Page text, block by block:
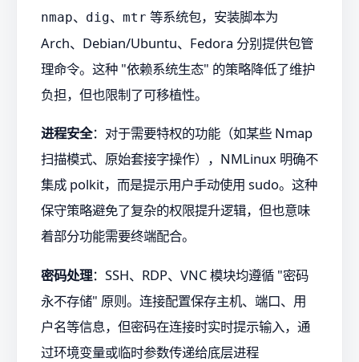
nmap、 dig、 mtr 等系统包，安装脚本为
Arch、Debian/Ubuntu、Fedora 分别提供包管
理命令。这种 "依赖系统生态" 的策略降低了维护
负担，但也限制了可移植性。
进程安全：对于需要特权的功能（如某些 Nmap
扫描模式、原始套接字操作），NMLinux 明确不
集成 polkit，而是提示用户手动使用 sudo。这种
保守策略避免了复杂的权限提升逻辑，但也意味
着部分功能需要终端配合。
密码处理：SSH、RDP、VNC 模块均遵循 "密码
永不存储" 原则。连接配置保存主机、端口、用
户名等信息，但密码在连接时实时提示输入，通
过环境变量或临时参数传递给底层进程